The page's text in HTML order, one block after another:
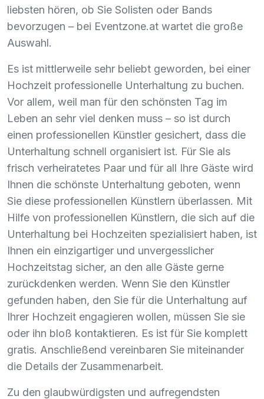
liebsten hören, ob Sie Solisten oder Bands
bevorzugen – bei Eventzone.at wartet die große
Auswahl.
Es ist mittlerweile sehr beliebt geworden, bei einer
Hochzeit professionelle Unterhaltung zu buchen.
Vor allem, weil man für den schönsten Tag im
Leben an sehr viel denken muss – so ist durch
einen professionellen Künstler gesichert, dass die
Unterhaltung schnell organisiert ist. Für Sie als
frisch verheiratetes Paar und für all Ihre Gäste wird
Ihnen die schönste Unterhaltung geboten, wenn
Sie diese professionellen Künstlern überlassen. Mit
Hilfe von professionellen Künstlern, die sich auf die
Unterhaltung bei Hochzeiten spezialisiert haben, ist
Ihnen ein einzigartiger und unvergesslicher
Hochzeitstag sicher, an den alle Gäste gerne
zurückdenken werden. Wenn Sie den Künstler
gefunden haben, den Sie für die Unterhaltung auf
Ihrer Hochzeit engagieren wollen, müssen Sie sie
oder ihn bloß kontaktieren. Es ist für Sie komplett
gratis. Anschließend vereinbaren Sie miteinander
die Details der Zusammenarbeit.
Zu den glaubwürdigsten und aufregendsten